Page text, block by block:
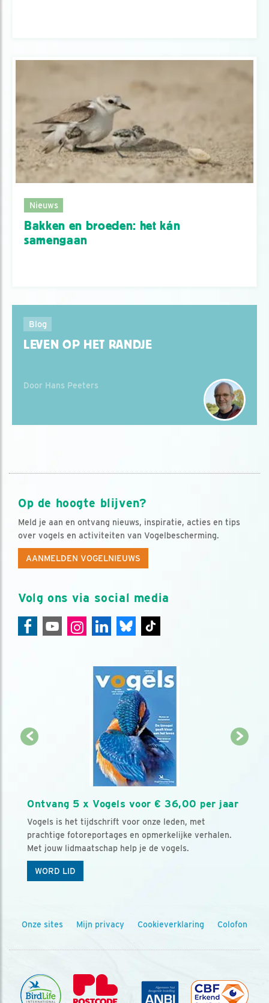
Nieuws
Bakken en broeden: het kán
samengaan
Blog
LEVEN OP HET RANDJE
Door Hans Peeters
Op de hoogte blijven?
Meld je aan en ontvang nieuws, inspiratie, acties en tips
over vogels en activiteiten van Vogelbescherming.
AANMELDEN VOGELNIEUWS
Volg ons via social media
Ontvang 5 x Vogels voor € 36,00 per jaar
Vogels is het tijdschrift voor onze leden, met
prachtige fotoreportages en opmerkelijke verhalen.
Met jouw lidmaatschap help je de vogels.
WORD LID
Onze sites Mijn privacy Cookieverklaring Colofon